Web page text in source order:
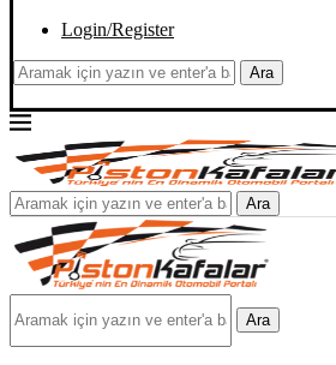
Login/Register
Ara
Ara
Ara